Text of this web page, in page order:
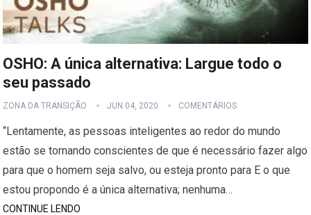
OSHO: A única alternativa: Largue todo o
seu passado
ZONA DA TRANSIÇÃO JUN 04, 2020 COMENTÁRIOS
“Lentamente, as pessoas inteligentes ao redor do mundo
estão se tornando conscientes de que é necessário fazer algo
para que o homem seja salvo, ou esteja pronto para E o que
estou propondo é a única alternativa; nenhuma…
CONTINUE LENDO